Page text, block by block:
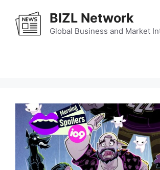
content
BIZL Network
Global Business and Market